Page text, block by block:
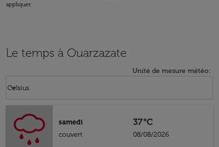
appliquer.
Le temps à Ouarzazate
Unité de mesure météo:
Celsius
keyboard_arrow_down
samedi
couvert
37°C
08/08/2026